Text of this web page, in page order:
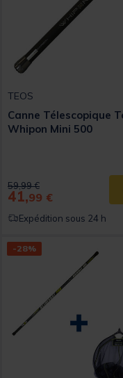
TEOS
Canne Télescopique
Whipon Mini 500
Price reduced from
59,99 €to
41,99 €
Expédition sous 24 h
-28%